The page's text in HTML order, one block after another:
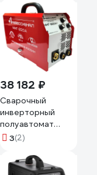
38 182 ₽
Сварочный
инверторный
полуавтомат
Профессионал
9865328
3(2)